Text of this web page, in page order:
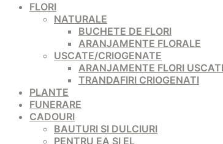
FLORI
NATURALE
BUCHETE DE FLORI
ARANJAMENTE FLORALE
USCATE/CRIOGENATE
ARANJAMENTE FLORI
TRANDAFIRI CRIOGENATI
PLANTE
FUNERARE
CADOURI
BAUTURI SI DULCIURI
PENTRU EA SI EL